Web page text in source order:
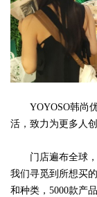
YOYOSO韩尚优
活，致力为更多人
门店遍布全球，
我们寻觅到所想买
和种类，5000款产